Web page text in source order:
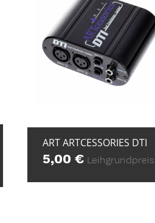
ART ARTCESSORIES DTI
5,00 € Leihgrundpreis